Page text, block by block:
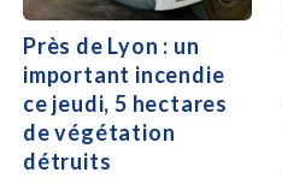
Près de Lyon : un
important incendie
ce jeudi, 5 hectares
de végétation
détruits